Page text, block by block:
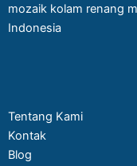
mozaik kolam renang
Indonesia
Tentang Kami
Kontak
Blog